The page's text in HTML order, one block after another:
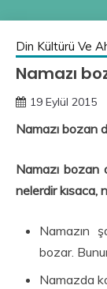
Din Kültürü Ve
Namazı
19 Eylül 2015
Namazı bozan
Namazı bozan
nelerdir kısaca,
Namazın
bozar.
Namazda